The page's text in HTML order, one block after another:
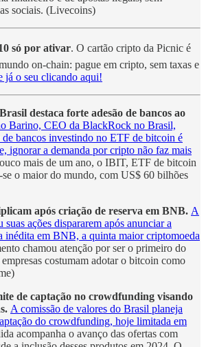
sociais. (Livecoins)
só por ativar. O cartão cripto da Picnic é
on-chain: pague em cripto, sem taxas e
já o seu clicando aqui!
destaca forte adesão de bancos ao
Barino, CEO da BlackRock no Brasil,
bancos investindo no ETF de bitcoin é
ignorar a demanda por cripto não faz mais
mais de um ano, o IBIT, ETF de bitcoin
o maior do mundo, com US$ 60 bilhões
após criação de reserva em BNB. A
ações dispararem após anunciar a
inédita em BNB, a quinta maior criptomoeda
chamou atenção por ser o primeiro do
costumam adotar o bitcoin como
de captação no crowdfunding visando
A comissão de valores do Brasil planeja
do crowdfunding, hoje limitada em
acompanha o avanço das ofertas com